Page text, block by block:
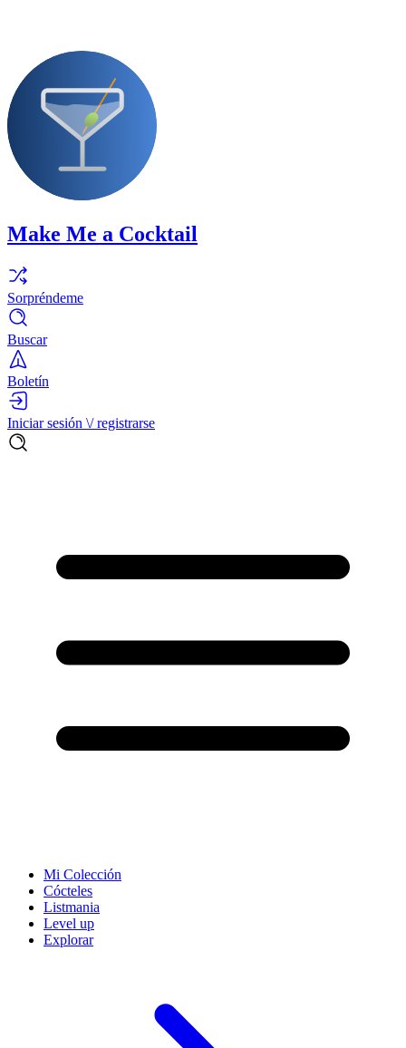
Make Me a Cocktail
Sorpréndeme
Buscar
Boletín
Iniciar sesión \/ registrarse
Mi Colección
Cócteles
Listmania
Level up
Explorar